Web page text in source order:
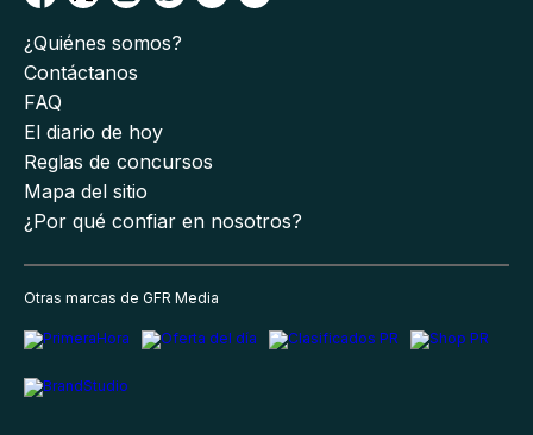
¿Quiénes somos?
Contáctanos
FAQ
El diario de hoy
Reglas de concursos
Mapa del sitio
¿Por qué confiar en nosotros?
Otras marcas de GFR Media